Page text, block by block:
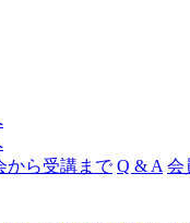
ャ
から受講まで Q & A 会